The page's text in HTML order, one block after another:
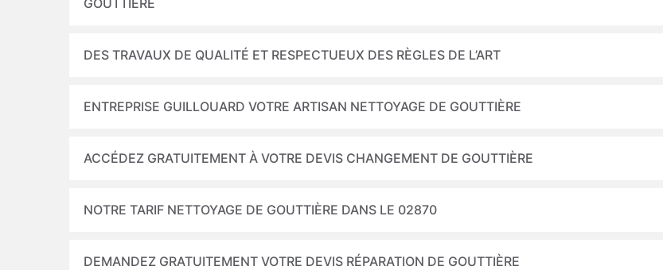
GOUTTIÈRE
DES TRAVAUX DE QUALITÉ ET RESPECTUEUX DES RÈGLES DE L’ART
ENTREPRISE GUILLOUARD VOTRE ARTISAN NETTOYAGE DE GOUTTIÈRE
ACCÉDEZ GRATUITEMENT À VOTRE DEVIS CHANGEMENT DE GOUTTIÈRE
NOTRE TARIF NETTOYAGE DE GOUTTIÈRE DANS LE 02870
DEMANDEZ GRATUITEMENT VOTRE DEVIS RÉPARATION DE GOUTTIÈRE